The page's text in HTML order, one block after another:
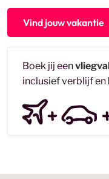
Vind jouw vakantie
Boek jij een
inclusief verblijf en